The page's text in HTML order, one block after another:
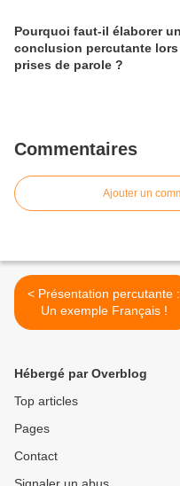
Pourquoi faut-il élaborer
conclusion percutante lors
prises de parole ?
Commentaires
Ajouter un
< Présentation percutante :
Un exemple Français !
Hébergé par Overblog
Top articles
Pages
Contact